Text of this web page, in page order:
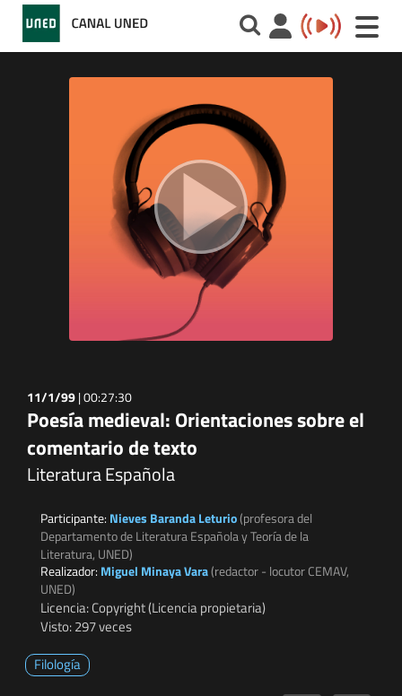
Toggle
11/1/99|00:27:30
Poesía medieval: Orientaciones sobre el
comentario de texto
Literatura Española
Participante: Nieves Baranda Leturio(profesora del
Departamento de Literatura Española y Teoría de la
Literatura, UNED)
Realizador: Miguel Minaya Vara(redactor - locutor CEMAV,
UNED)
Licencia: Copyright (Licencia propietaria)
Visto: 297 veces
Filología